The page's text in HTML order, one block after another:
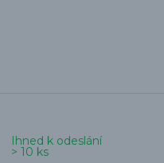
Ihned k odeslání
> 10 ks